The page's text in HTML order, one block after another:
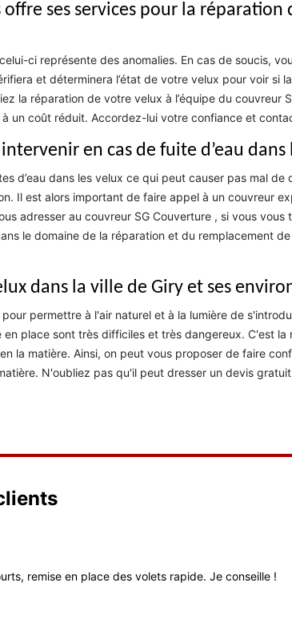
ses services pour la réparation
ci représente des anomalies. En cas de soucis,
et déterminera l’état de votre velux pour voir si
la réparation de votre velux à l’équipe du couvreur
un coût réduit. Accordez-lui votre confiance et
en cas de fuite d’eau dans
d’eau dans les velux ce qui peut causer pas mal
Il est alors important de faire appel à un couvreur
adresser au couvreur SG Couverture , si vous vous
le domaine de la réparation et du remplacement
dans la ville de Giry et ses
permettre à l'air naturel et à la lumière de
place sont très difficiles et très dangereux. C'est la
la matière. Ainsi, on peut vous proposer de faire
N'oubliez pas qu'il peut dresser un devis
remise en place des volets rapide. Je conseille !